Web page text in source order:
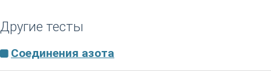
Другие тесты
Соединения азота